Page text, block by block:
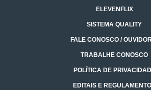
ELEVENFLIX
SISTEMA QUALITY
FALE CONOSCO /
TRABALHE CONOSCO
POLÍTICA DE
EDITAIS E